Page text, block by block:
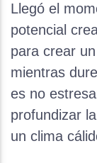
Llegó el
potencial
para crear
mientras
es no
profundizar
un clima